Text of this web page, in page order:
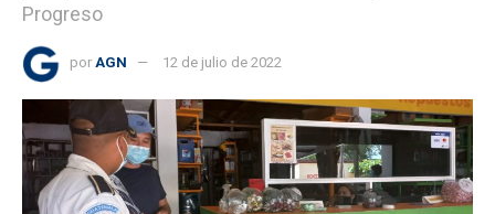
Progreso
por AGN 12 de julio de 2022